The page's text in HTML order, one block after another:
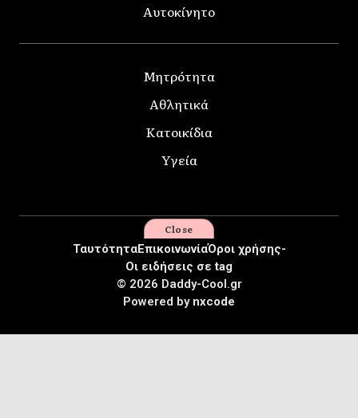
Αυτοκίνητο
Μητρότητα
Αθλητικά
Κατοικίδια
Υγεία
© 2026 Daddy-Cool.gr
ΤαυτότηταΕπικοινωνίαΌροι χρήσης-
Οι ειδήσεις σε tag
Powered by nxcode
Close